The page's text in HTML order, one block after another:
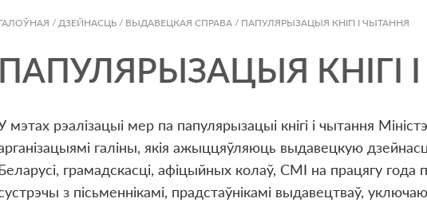
/ ДЗЕЙНАСЦЬ / ВЫДАВЕЦКАЯ СПРАВА / ПАПУЛЯРЫЗАЦЫЯ КНIГI I ЧЫТАННЯ
ПАПУЛЯРЫЗАЦЫЯ КНIГI
мэтах рэалізацыі мер па папулярызацыі кнігі і чытання
галіны, якія ажыццяўляюць выдавецкую
грамадскасці, афіцыйных колаў, СМІ на працягу года
з пісьменнікамі, прадстаўнікамі выдавецтваў,